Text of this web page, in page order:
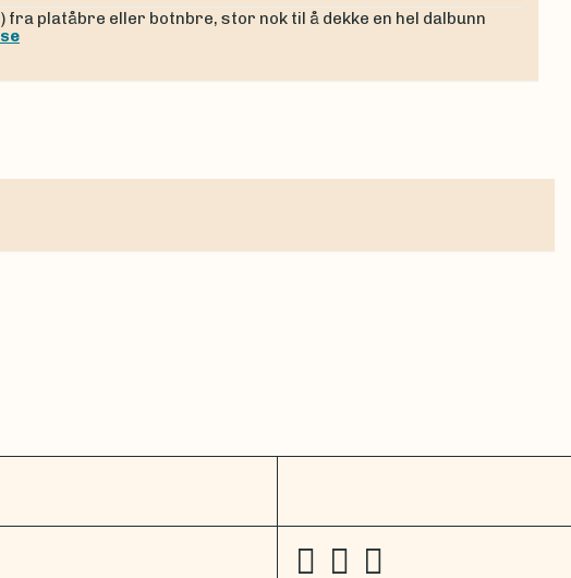
fra platåbre eller botnbre, stor nok til å dekke en hel dalbunn